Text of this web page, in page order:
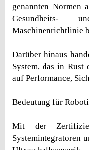
genannten Normen
Gesundheits-
Maschinenrichtlinie
Darüber hinaus
System, das in Rust
auf Performance,
Bedeutung für
Mit der
Systemintegratoren